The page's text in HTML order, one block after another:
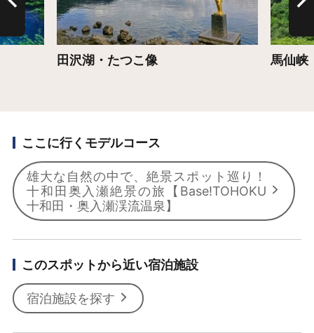
田沢湖・たつこ像 馬仙峡
ここに行くモデルコース
雄大な自然の中で、絶景スポット巡り！
十和田奥入瀬絶景の旅【Base!TOHOKU
十和田・奥入瀬渓流温泉】
このスポットから近い宿泊施設
宿泊施設を探す